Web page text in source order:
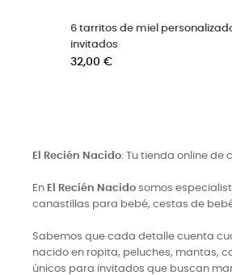
6 pulseras con cruz de nácar
32,00 €
El Recién Nacido: Tu tienda online de
En El Recién Nacido somos
canastillas para bebé, cestas de
Sabemos que cada detalle cuenta
nacido en ropita, peluches, mantas,
únicos para invitados que buscan